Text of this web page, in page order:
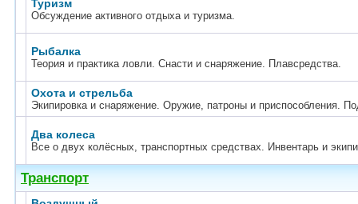
Туризм
Обсуждение активного отдыха и туризма.
Рыбалка
Теория и практика ловли. Снасти и снаряжение. Плавсредства.
Охота и стрельба
Экипировка и снаряжение. Оружие, патроны и приспособления.
Два колеса
Все о двух колёсных, транспортных средствах. Инвентарь и
Транспорт